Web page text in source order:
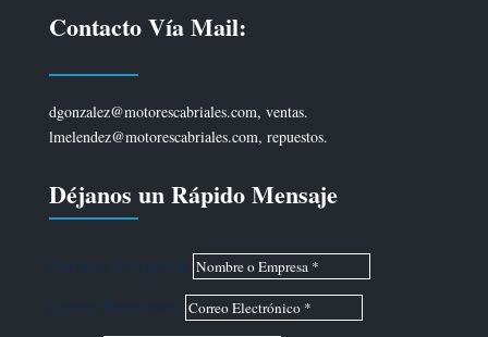
Contacto Vía Mail:
dgonzalez@motorescabriales.com, ventas.
lmelendez@motorescabriales.com, repuestos.
Déjanos un Rápido Mensaje
Nombre o Empresa
Correo Electrónico